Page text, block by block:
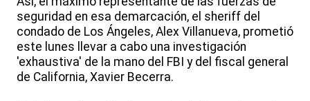
seguridad en esa demarcación, el sheriff del
condado de Los Ángeles, Alex Villanueva, prometió
este lunes llevar a cabo una investigación
'exhaustiva' de la mano del FBI y del fiscal general
de California, Xavier Becerra.